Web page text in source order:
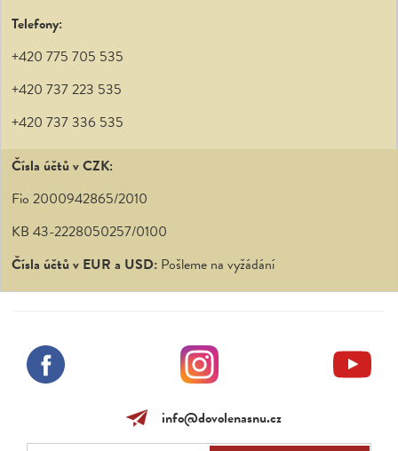
Telefony:
+420 775 705 535
+420 737 223 535
+420 737 336 535
Čísla účtů v CZK:
Fio 2000942865/2010
KB 43-2228050257/0100
Čísla účtů v EUR a USD: Pošleme na vyžádání
info@dovolenasnu.cz